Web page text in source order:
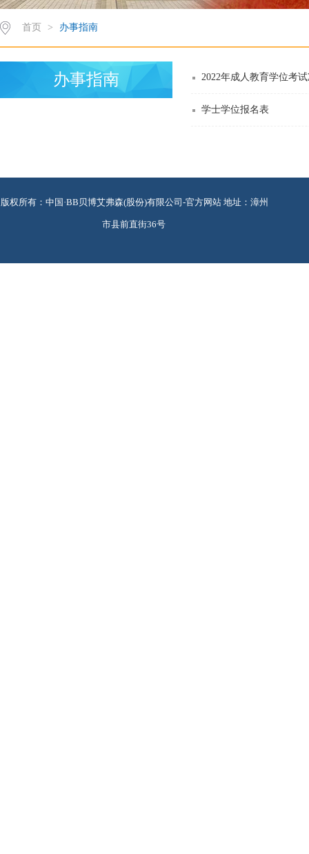
首页 > 办事指南
办事指南 2022年成人教育学位考
学士学位报名表
版权所有：中国·BB贝博艾弗森(股份)有限公司-官方网站 地址：漳州
市县前直街36号